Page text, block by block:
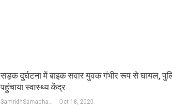
सड़क दुर्घटना में बाइक सवार युवक गंभीर रूप से घायल,
पहुंचाया स्वास्थ्य केंद्र
SamridhSamachar Desk Oct 18, 2020